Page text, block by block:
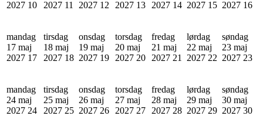
2027 10
2027 11
2027 12
2027 13
2027 14 2027 15 2027 16
mandag
17 maj
2027 17
tirsdag
18 maj
2027 18
onsdag
19 maj
2027 19
torsdag
20 maj
2027 20
fredag
21 maj
2027 21
lørdag
22 maj
2027 22
søndag
23 maj
2027 23
mandag
24 maj
2027 24
tirsdag
25 maj
2027 25
onsdag
26 maj
2027 26
torsdag
27 maj
2027 27
fredag
28 maj
2027 28
lørdag
29 maj
2027 29
søndag
30 maj
2027 30